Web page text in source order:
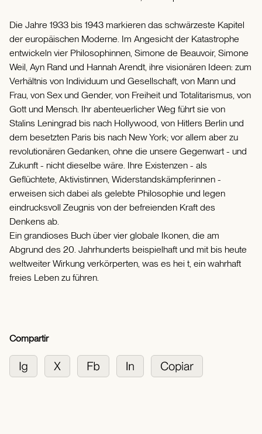
Die Jahre 1933 bis 1943 markieren das schwärzeste Kapitel
der europäischen Moderne. Im Angesicht der Katastrophe
entwickeln vier Philosophinnen, Simone de Beauvoir, Simone
Weil, Ayn Rand und Hannah Arendt, ihre visionären Ideen: zum
Verhältnis von Individuum und Gesellschaft, von Mann und
Frau, von Sex und Gender, von Freiheit und Totalitarismus, von
Gott und Mensch. Ihr abenteuerlicher Weg führt sie von
Stalins Leningrad bis nach Hollywood, von Hitlers Berlin und
dem besetzten Paris bis nach New York; vor allem aber zu
revolutionären Gedanken, ohne die unsere Gegenwart - und
Zukunft - nicht dieselbe wäre. Ihre Existenzen - als
Geflüchtete, Aktivistinnen, Widerstandskämpferinnen -
erweisen sich dabei als gelebte Philosophie und legen
eindrucksvoll Zeugnis von der befreienden Kraft des
Denkens ab.
Ein grandioses Buch über vier globale Ikonen, die am
Abgrund des 20. Jahrhunderts beispielhaft und mit bis heute
weltweiter Wirkung verkörperten, was es hei t, ein wahrhaft
freies Leben zu führen.
Compartir